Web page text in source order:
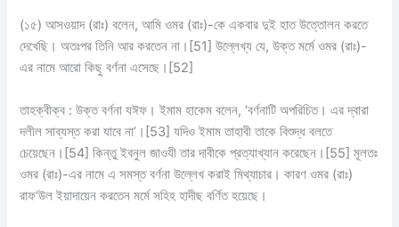
(১৫) আসওয়াদ (রাঃ) বলেন, আমি ওমর (রাঃ)-কে একবার দুই হাত উত্তোলন করতে
দেখেছি। অতঃপর তিনি আর করতেন না।[51] উল্লেখ্য যে, উক্ত মর্মে ওমর (রাঃ)-
এর নামে আরো কিছু বর্ণনা এসেছে।[52]
তাহক্বীক্ব :উক্ত বর্ণনাযঈফ । ইমাম হাকেম বলেন, ‘বর্ণনাটি অপরিচিত। এর দ্বারা
দলীল সাব্যস্ত করা যাবে না’।[53] যদিও ইমাম তাহাবী তাকে বিশুদ্ধ বলতে
চেয়েছেন।[54] কিন্তু ইবনুল জাওযী তার দাবীকে প্রত্যাখ্যান করেছেন।[55] মূলতঃ
ওমর (রাঃ)-এর নামে এ সমস্ত বর্ণনা উল্লেখ করাই মিথ্যাচার। কারণ ওমর (রাঃ)
রাফ‘উল ইয়াদায়েন করতেন মর্মে সহিহ হাদীছ বর্ণিত হয়েছে।